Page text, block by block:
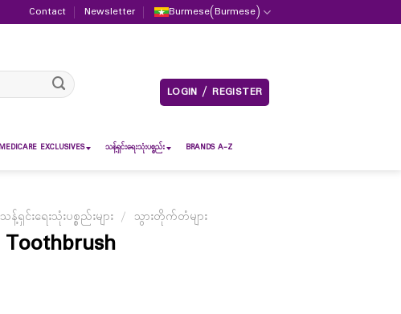
Contact Newsletter Burmese(Burmese)
LOGIN / REGISTER
MEDICARE EXCLUSIVES သန့်ရှင်းရေးသုံးပစ္စည်း BRANDS A-Z
ရှင်းရေးသုံးပစ္စည်းများ / သွားတိုက်တံများ